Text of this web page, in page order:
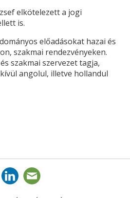
elkötelezett a jogi
is.
előadásokat hazai és
szakmai rendezvényeken.
szakmai szervezet tagja,
angolul, illetve hollandul